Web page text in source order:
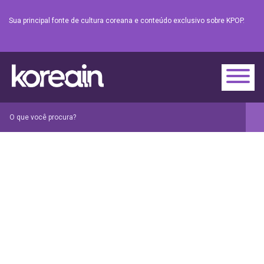
Sua principal fonte de cultura coreana e conteúdo exclusivo sobre KPOP.